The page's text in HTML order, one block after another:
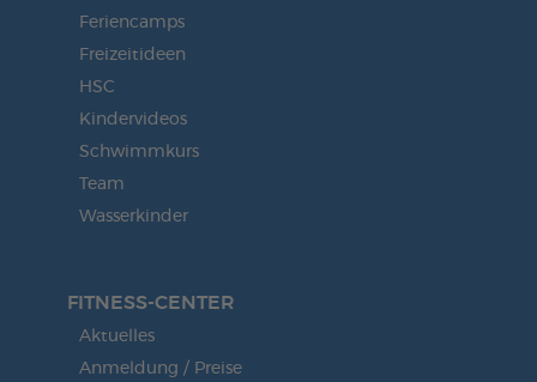
Feriencamps
Freizeitideen
HSC
Kindervideos
Schwimmkurs
Team
Wasserkinder
FITNESS-CENTER
Aktuelles
Anmeldung / Preise